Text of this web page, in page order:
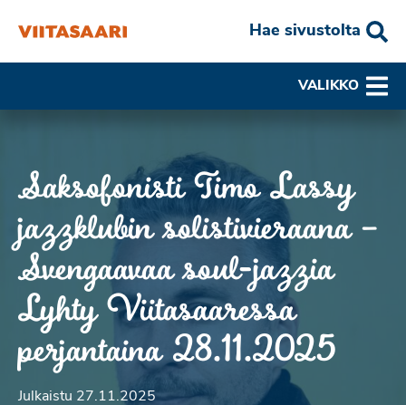
Hae sivustolta
VALIKKO
Saksofonisti Timo Lassy
jazzklubin solistivieraana –
Svengaavaa soul-jazzia
Lyhty Viitasaaressa
perjantaina 28.11.2025
Julkaistu 27.11.2025